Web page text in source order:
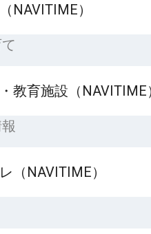
NAVITIME）
教育施設（NAVITIME
（NAVITIME）